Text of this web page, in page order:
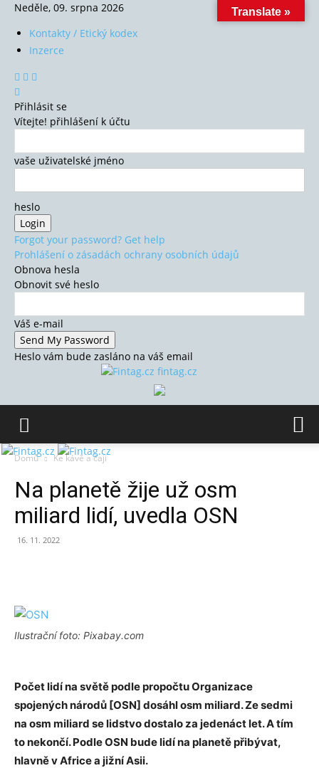
Neděle, 09. srpna 2026
Kontakty / Etický kodex
Inzerce
Přihlásit se
Vítejte! přihlášení k účtu
vaše uživatelské jméno
heslo
Forgot your password? Get help
Prohlášení o zásadách ochrany osobních údajů
Obnova hesla
Obnovit své heslo
Váš e-mail
Heslo vám bude zasláno na váš email
fintag.cz
Domů Ke kávě a čaji
Na planetě žije už osm
miliard lidí, uvedla OSN
16. 11. 2022
Ilustrační foto: Pixabay.com
Počet lidí na světě podle propočtu Organizace
spojených národů [OSN] dosáhl osm miliard. Ze sedmi
na osm miliard se lidstvo dostalo za jedenáct let. A tím
to nekončí. Podle OSN bude lidí na planetě přibývat,
hlavně v Africe a jižní Asii.
Translate »